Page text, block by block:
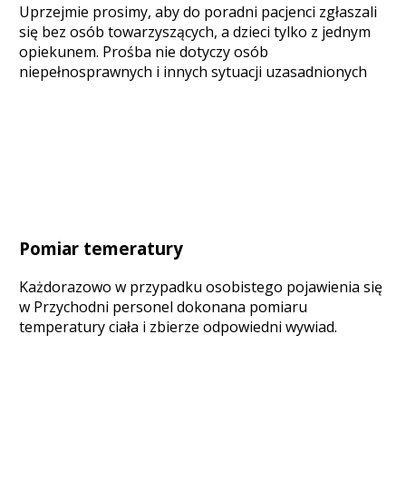
Uprzejmie prosimy, aby do poradni pacjenci zgłaszali
się bez osób towarzyszących, a dzieci tylko z jednym
opiekunem. Prośba nie dotyczy osób
niepełnosprawnych i innych sytuacji uzasadnionych
Pomiar temeratury
Każdorazowo w przypadku osobistego pojawienia się
w Przychodni personel dokonana pomiaru
temperatury ciała i zbierze odpowiedni wywiad.